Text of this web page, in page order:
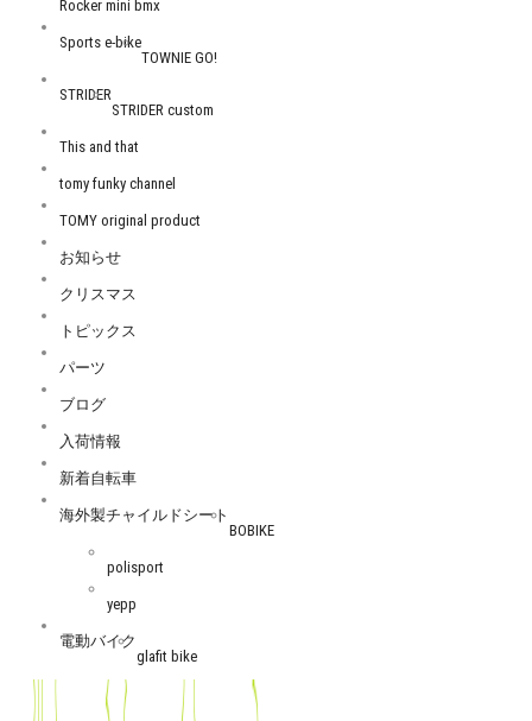
Rocker mini bmx
Sports e-bike
TOWNIE GO!
STRIDER
STRIDER custom
This and that
tomy funky channel
TOMY original product
お知らせ
クリスマス
トピックス
パーツ
ブログ
入荷情報
新着自転車
海外製チャイルドシート
BOBIKE
polisport
yepp
電動バイク
glafit bike